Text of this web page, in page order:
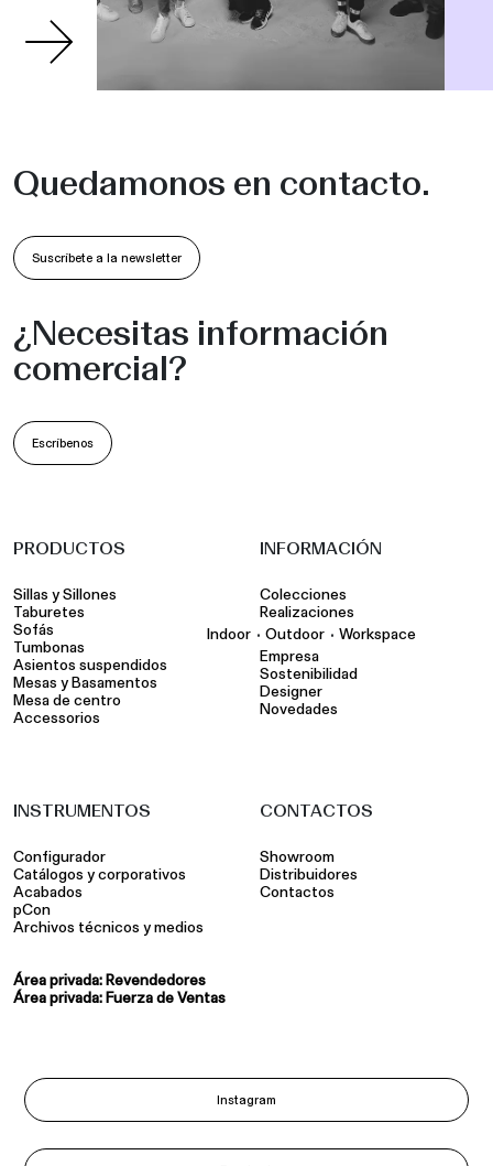
Quedamonos en contacto.
Suscríbete a la newsletter
¿Necesitas información
comercial?
Escríbenos
PRODUCTOS
Sillas y Sillones
Taburetes
Sofás
Tumbonas
Asientos suspendidos
Mesas y Basamentos
Mesa de centro
Accessorios
INFORMACIÓN
Colecciones
Realizaciones
Indoor • Outdoor • Workspace
Empresa
Sostenibilidad
Designer
Novedades
INSTRUMENTOS
Configurador
Catálogos y corporativos
Acabados
pCon
Archivos técnicos y medios
Área privada: Revendedores
Área privada: Fuerza de Ventas
CONTACTOS
Showroom
Distribuidores
Contactos
Instagram